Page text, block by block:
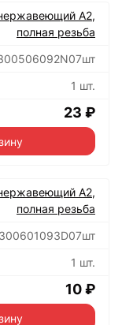
А2,
полная резьба
1 шт.
23 ₽
А2,
полная резьба
1 шт.
10 ₽